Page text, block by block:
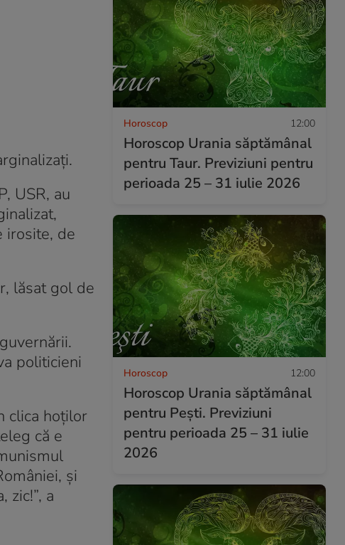
USR, au
irosite, de
lăsat gol de
politicieni
clica hoţilor
că e
şi
zic!”, a
Horoscop 12:00
Horoscop Urania săptămânal
pentru Taur. Previziuni pentru
perioada 25 – 31 iulie 2026
Horoscop 12:00
Horoscop Urania săptămânal
pentru Pești. Previziuni
pentru perioada 25 – 31 iulie
2026